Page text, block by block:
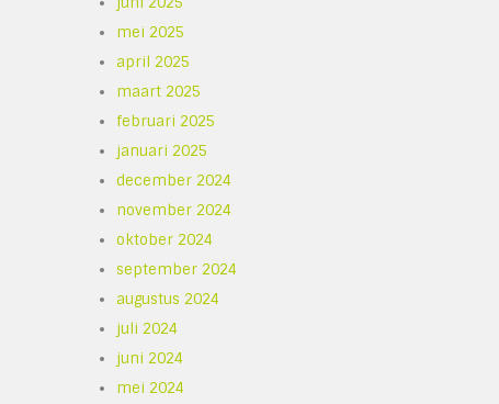
mei 2025
april 2025
maart 2025
februari 2025
januari 2025
december 2024
november 2024
oktober 2024
september 2024
augustus 2024
juli 2024
juni 2024
mei 2024